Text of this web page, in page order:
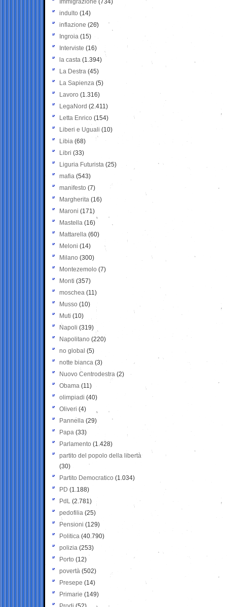
Immigrazione (734)
indulto (14)
inflazione (26)
Ingroia (15)
Interviste (16)
la casta (1.394)
La Destra (45)
La Sapienza (5)
Lavoro (1.316)
LegaNord (2.411)
Letta Enrico (154)
Liberi e Uguali (10)
Libia (68)
Libri (33)
Liguria Futurista (25)
mafia (543)
manifesto (7)
Margherita (16)
Maroni (171)
Mastella (16)
Mattarella (60)
Meloni (14)
Milano (300)
Montezemolo (7)
Monti (357)
moschea (11)
Musso (10)
Muti (10)
Napoli (319)
Napolitano (220)
no global (5)
notte bianca (3)
Nuovo Centrodestra (2)
Obama (11)
olimpiadi (40)
Oliveri (4)
Pannella (29)
Papa (33)
Parlamento (1.428)
partito del popolo della libertà
(30)
Partito Democratico (1.034)
PD (1.188)
PdL (2.781)
pedofilia (25)
Pensioni (129)
Politica (40.790)
polizia (253)
Porto (12)
povertà (502)
Presepe (14)
Primarie (149)